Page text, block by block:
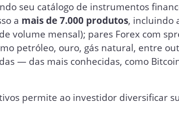
seu catálogo de instrumentos
a mais de 7.000 produtos, incluindo
volume mensal); pares Forex com
petróleo, ouro, gás natural, entre
— das mais conhecidas, como
permite ao investidor diversificar